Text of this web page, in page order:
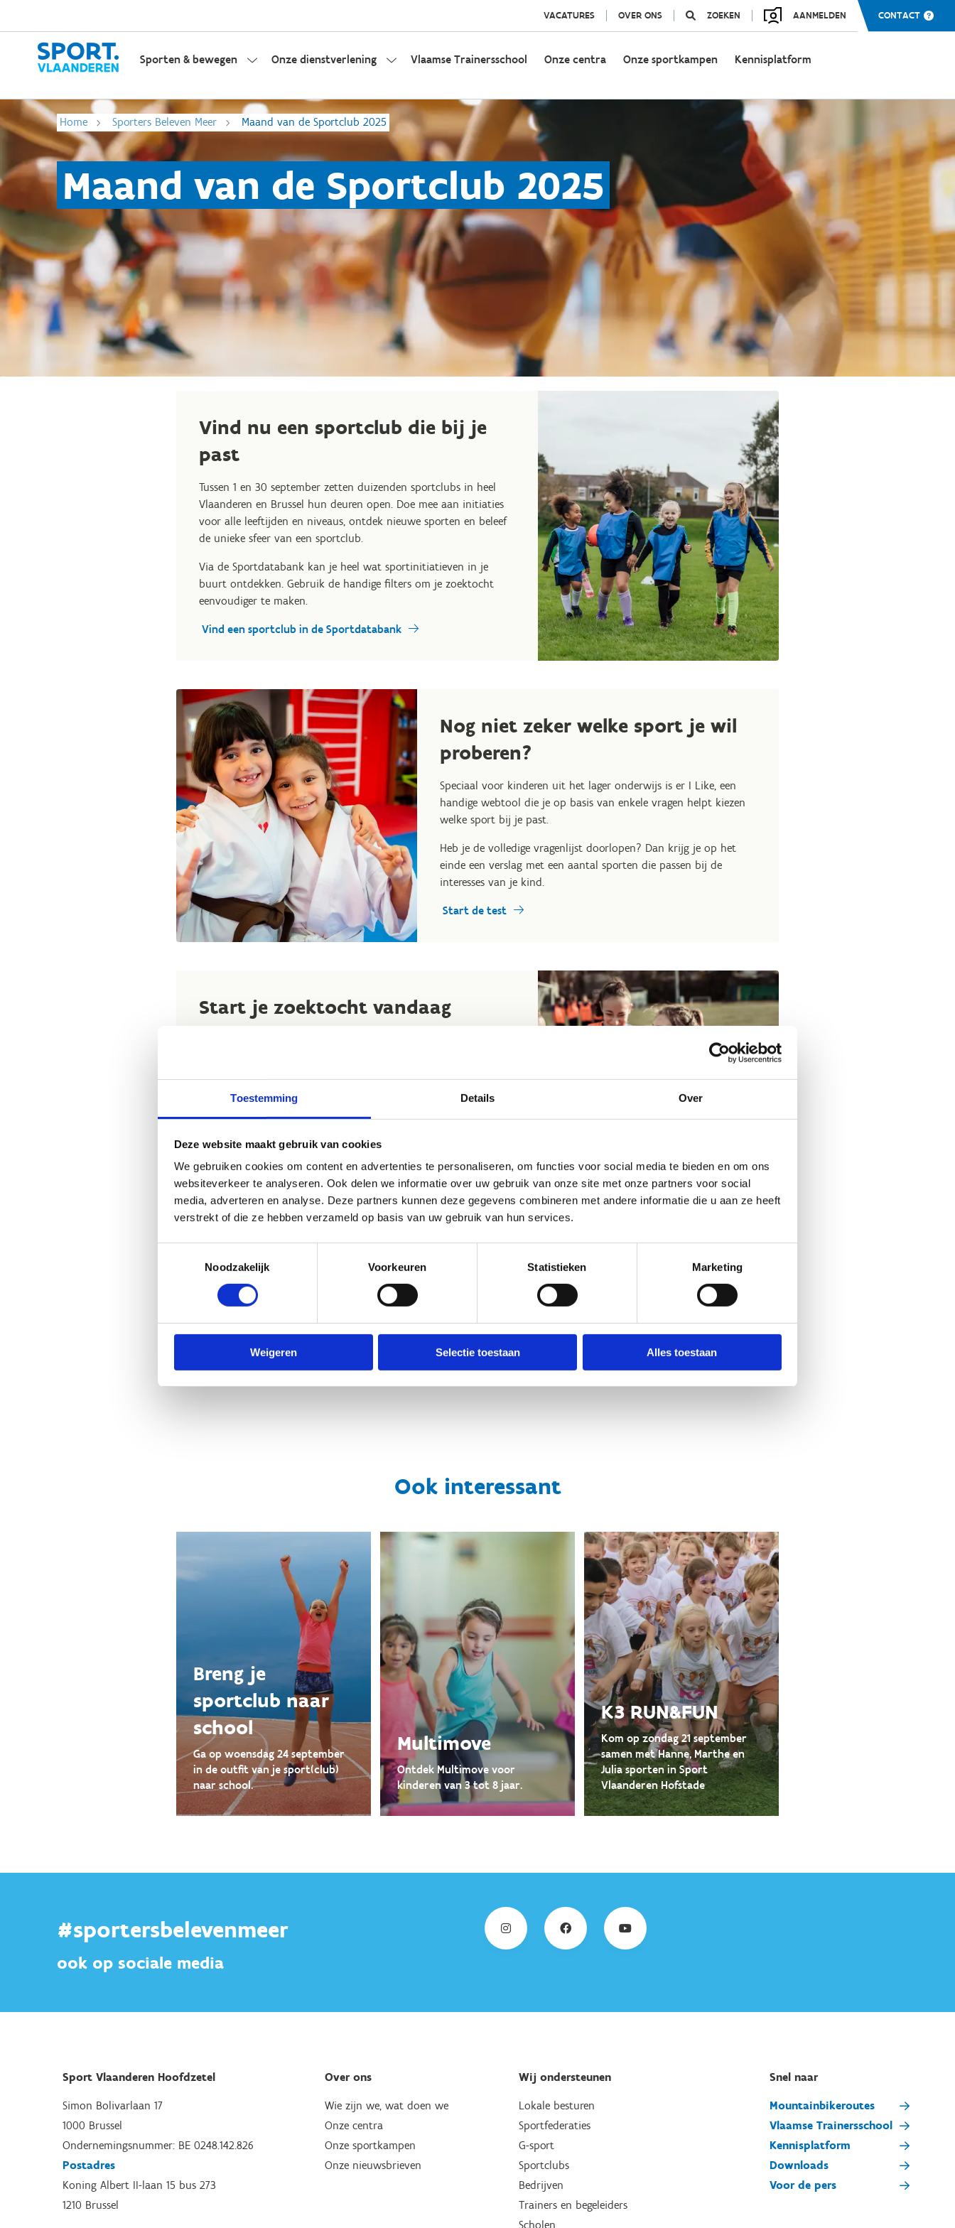
Toestemming Details Over
Deze website maakt gebruik van cookies
We gebruiken cookies om content en advertenties te personaliseren, om functies voor social media te bieden en om ons
websiteverkeer te analyseren. Ook delen we informatie over uw gebruik van onze site met onze partners voor social
media, adverteren en analyse. Deze partners kunnen deze gegevens combineren met andere informatie die u aan ze heeft
verstrekt of die ze hebben verzameld op basis van uw gebruik van hun services.
Noodzakelijk
Voorkeuren Statistieken Marketing
Weigeren Selectie toestaan Alles toestaan
VACATURES OVER ONS ZOEKEN AANMELDEN CONTACT
Sporten & bewegen Onze dienstverlening Vlaamse Trainersschool Onze centra Onze sportkampen Kennisplatform
Home Sporters Beleven Meer Maand van de Sportclub 2025
Maand van de Sportclub 2025
Vind nu een sportclub die bij je
past
Tussen 1 en 30 september zetten duizenden sportclubs in heel
Vlaanderen en Brussel hun deuren open. Doe mee aan initiaties
voor alle leeftijden en niveaus, ontdek nieuwe sporten en beleef
de unieke sfeer van een sportclub.
Via de Sportdatabank kan je heel wat sportinitiatieven in je
buurt ontdekken. Gebruik de handige filters om je zoektocht
eenvoudiger te maken.
Vind een sportclub in de Sportdatabank
Nog niet zeker welke sport je wil
proberen?
Speciaal voor kinderen uit het lager onderwijs is er I Like, een
handige webtool die je op basis van enkele vragen helpt kiezen
welke sport bij je past.
Heb je de volledige vragenlijst doorlopen? Dan krijg je op het
einde een verslag met een aantal sporten die passen bij de
interesses van je kind.
Start de test
Start je zoektocht vandaag
specifieke vragen over een bepaalde sport? Neem dan zeker
contact op met de sportdienst van jouw stad of gemeente. Zij
helpen je graag op weg.
Vind een club in je buurt
Iedereen begint klein, bij een club in de buurt
Ook onze olympiërs begonnen ooit in een lokale club in hun buurt. Ontdek hun verhalen hier.
Geen fiches gevonden.
Ook interessant
Breng je
sportclub naar
school
Ga op woensdag 24 september
in de outfit van je sport(club)
naar school.
Multimove
Ontdek Multimove voor
kinderen van 3 tot 8 jaar.
K3 RUN&FUN
Kom op zondag 21 september
samen met Hanne, Marthe en
Julia sporten in Sport
Vlaanderen Hofstade
#sportersbelevenmeer
ook op sociale media
Sport Vlaanderen Hoofdzetel
Simon Bolivarlaan 17
1000 Brussel
Ondernemingsnummer: BE 0248.142.826
Postadres
Koning Albert II-laan 15 bus 273
1210 Brussel
Over ons
Wie zijn we, wat doen we
Onze centra
Onze sportkampen
Onze nieuwsbrieven
Wij ondersteunen
Lokale besturen
Sportfederaties
G-sport
Sportclubs
Bedrijven
Trainers en begeleiders
Scholen
Snel naar
Mountainbikeroutes
Vlaamse Trainersschool
Kennisplatform
Downloads
Voor de pers